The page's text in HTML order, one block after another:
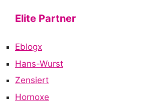
Elite Partner
Eblogx
Hans-Wurst
Zensiert
Hornoxe